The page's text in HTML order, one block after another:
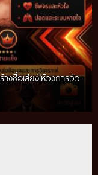
งชื่อเสียงให้วงการวัว